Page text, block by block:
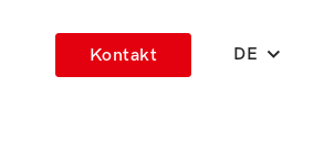
Kontakt DE